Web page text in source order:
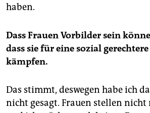
haben.
Dass Frauen Vorbilder sein
dass sie für eine sozial
kämpfen.
Das stimmt, deswegen habe ich
nicht gesagt. Frauen stellen nicht